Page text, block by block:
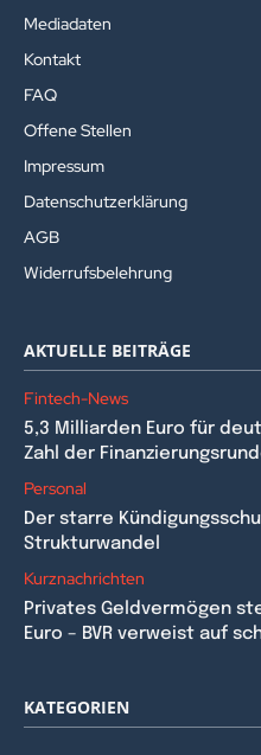
Mediadaten
Kontakt
FAQ
Offene Stellen
Impressum
Datenschutzerklärung
AGB
Widerrufsbelehrung
AKTUELLE BEITRÄGE
Fintech-News
5,3 Milliarden Euro für
Zahl der
Personal
Der starre
Strukturwandel
Kurznachrichten
Privates Geldvermögen
Euro – BVR verweist auf
KATEGORIEN